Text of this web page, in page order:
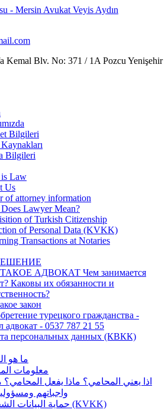
Kemal Blv. No: 371 / 1A Pozcu Yenişehir
Bilgileri
Bilgileri
Law
Us
of attorney information
Lawyer Mean?
of Turkish Citizenship
of Personal Data (KVKK)
Transactions at Notaries
АДВОКАТ Чем занимается
Каковы их обязанности и
закон
турецкого гражданства -
адвокат - 0537 787 21 55
персональных данных (КВКК)
ما هو
معلومات
اذا يعني المحامي؟ ماذا يفعل
واجباتهم
حماية البيانات الشخصية (KVKK)